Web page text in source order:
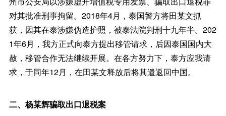
对其批准刑事拘留。2018年4月，泰国警方将田某文抓
获，因其在泰涉嫌伪造护照，被泰法院判刑十九年半。202
1年6月，我方正式向泰方提出移管请求，后因泰国国内大
赦，移管合作无法继续开展。在各方努力下，泰方应我请
求，于同年12月，在田某文释放后将其遣返回中国。
二、杨某辉骗取出口退税案